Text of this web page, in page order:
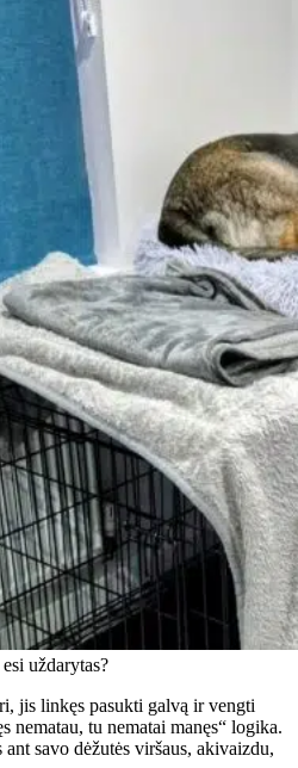
uždarytas?
jis linkęs pasukti galvą ir vengti
nematau, tu nematai manęs“ logika.
savo dėžutės viršaus, akivaizdu,